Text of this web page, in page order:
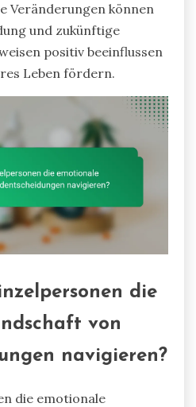
Veränderungen können
und zukünftige
positiv beeinflussen
Leben fördern.
die
von
navigieren?
die emotionale